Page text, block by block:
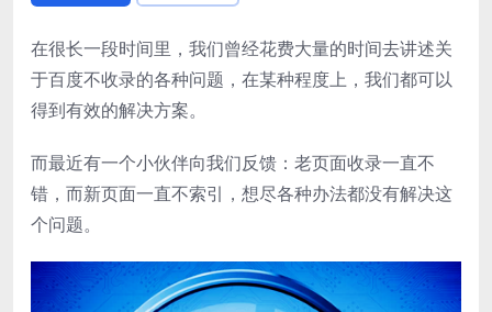
在很长一段时间里，我们曾经花费大量的时间去讲述关
于百度不收录的各种问题，在某种程度上，我们都可以
得到有效的解决方案。
而最近有一个小伙伴向我们反馈：老页面收录一直不
错，而新页面一直不索引，想尽各种办法都没有解决这
个问题。